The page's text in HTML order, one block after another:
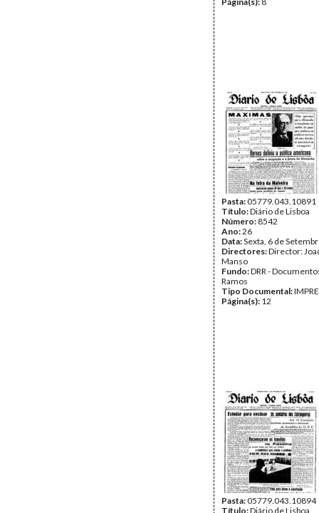
Pasta:05779.043.10891
Título:Diário de Lisboa
Número: 8542
Ano:26
Data:Sexta, 6 de
Directores:Director:
Manso
Fundo:DRR -
Ramos
Tipo Documental:
Página(s): 12
Pasta:05779.043.10894
Título:Diário de Lisboa